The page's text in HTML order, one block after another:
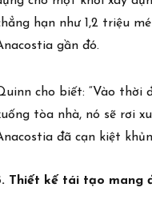
hạn như 1,2 triệu
gần đó.
cho biết: “Vào thời
tòa nhà, nó sẽ rơi
đã cạn kiệt
Thiết kế tái tạo mang